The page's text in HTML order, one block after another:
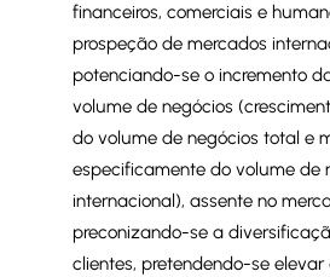
financeiros, comerciais e
prospeção de mercados
potenciando-se o incremento
volume de negócios
do volume de negócios total e
especificamente do volume de
internacional), assente no
preconizando-se a
clientes, pretendendo-se